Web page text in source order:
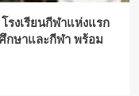
รงเรียนกีฬาแห่งแรก
กษาและกีฬา พร้อม